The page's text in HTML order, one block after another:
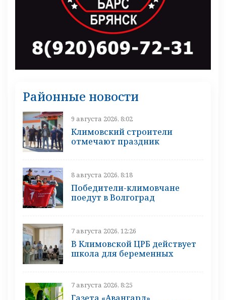
Районные новости
9 августа 2026, 8:02
Климовский строители
отмечают праздник
8 августа 2026, 8:18
Победители-климовчане
поедут в Волгоград
7 августа 2026, 12:26
В Климовской ЦРБ действует
школа для беременных
7 августа 2026, 8:25